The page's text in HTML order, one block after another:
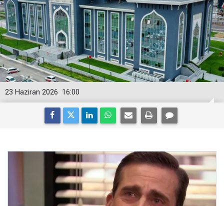
16:00
23 Haziran 2026